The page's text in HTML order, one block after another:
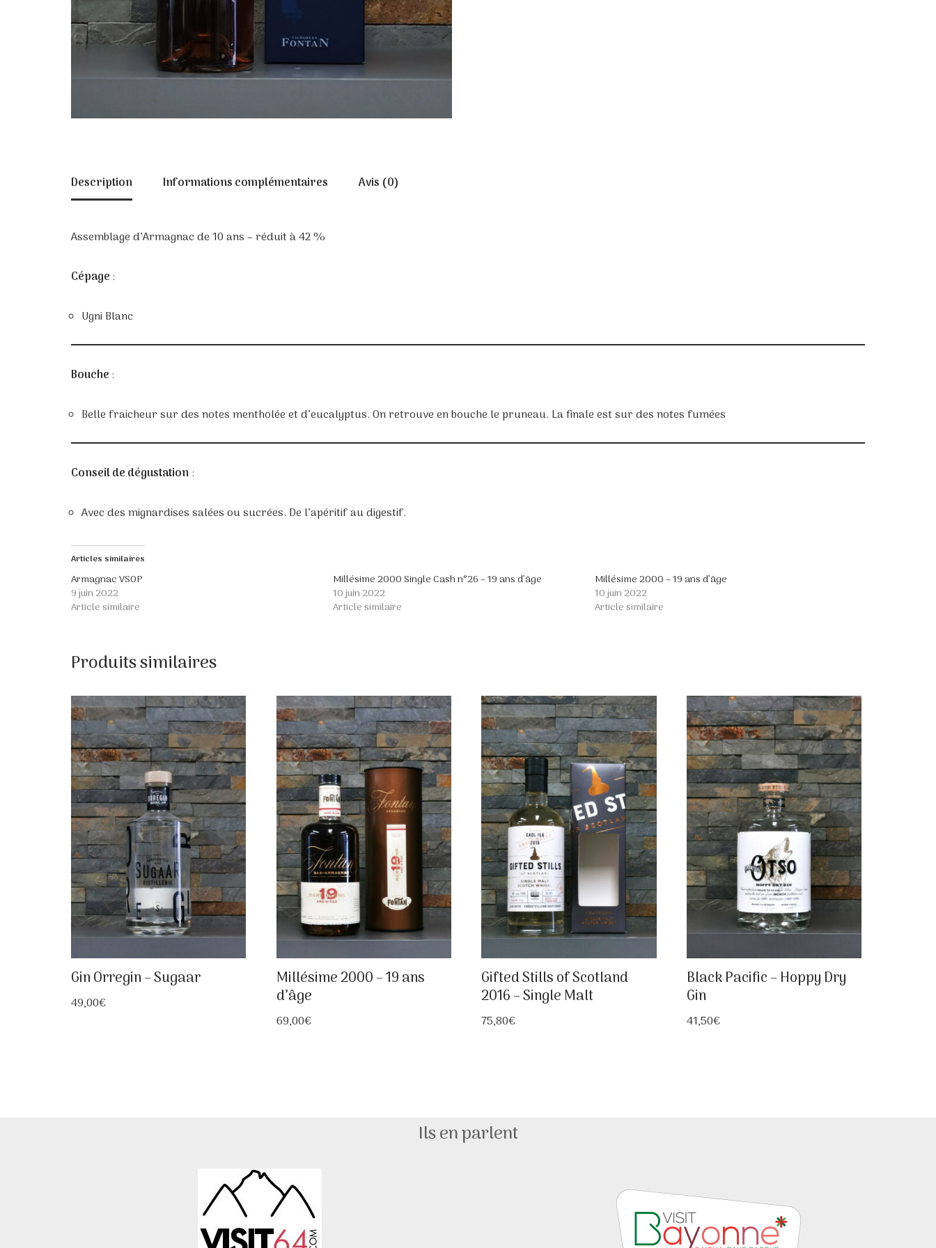
Description Informations complémentaires Avis (0)
Assemblage d’Armagnac de 10 ans – réduit à 42 %
Cépage:
Ugni Blanc
Bouche:
Belle fraicheur sur des notes mentholée et d’eucalyptus. On retrouve en bouche le pruneau. La finale est sur des notes fumées
Conseil de dégustation:
Avec des mignardises salées ou sucrées. De l’apéritif au digestif.
Articles similaires
Armagnac VSOP
9 juin 2022
Article similaire
Millésime 2000 Single Cash n°26 – 19 ans d’âge
10 juin 2022
Article similaire
Millésime 2000 – 19 ans d’âge
10 juin 2022
Article similaire
Produits similaires
Gin Orregin – Sugaar
49,00€
Millésime 2000 – 19 ans
d’âge
69,00€
Gifted Stills of Scotland
2016 – Single Malt
75,80€
Black Pacific – Hoppy Dry
Gin
41,50€
Ils en parlent